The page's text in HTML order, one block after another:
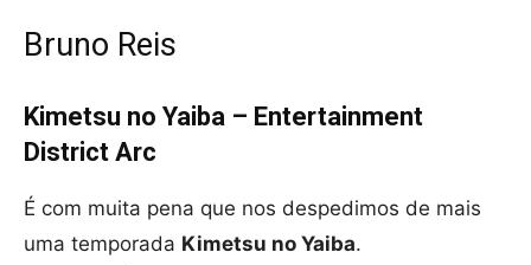
Bruno Reis
Kimetsu no Yaiba – Entertainment
District Arc
É com muita pena que nos despedimos de mais
uma temporada Kimetsu no Yaiba.